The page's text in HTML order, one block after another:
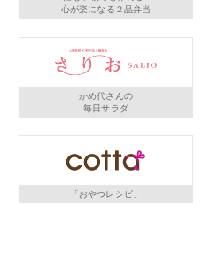
心が楽になる２品弁当
かめ代さんの
毎日サラダ
「おやつレシピ」